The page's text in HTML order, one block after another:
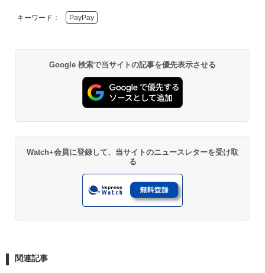
キーワード： PayPay
Google 検索で当サイトの記事を優先表示させる
Watch+会員に登録して、当サイトのニュースレターを受け取
る
関連記事